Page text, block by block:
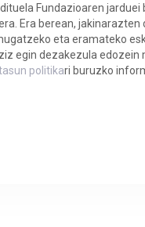
Fundazioaren
Era berean,
eta eramateko
egin dezakezula edozein
politikari buruzko